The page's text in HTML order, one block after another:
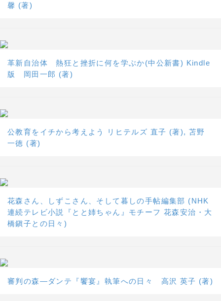
馨 (著)
革新自治体 熱狂と挫折に何を学ぶか(中公新書) Kindle
版 岡田一郎 (著)
公教育をイチから考えよう リヒテルズ 直子 (著), 苫野
一徳 (著)
花森さん、しずこさん、そして暮しの手帖編集部 (NHK
連続テレビ小説『とと姉ちゃん』モチーフ 花森安治・大
橋鎭子との日々)
審判の森―ダンテ『饗宴』執筆への日々 高沢 英子 (著)